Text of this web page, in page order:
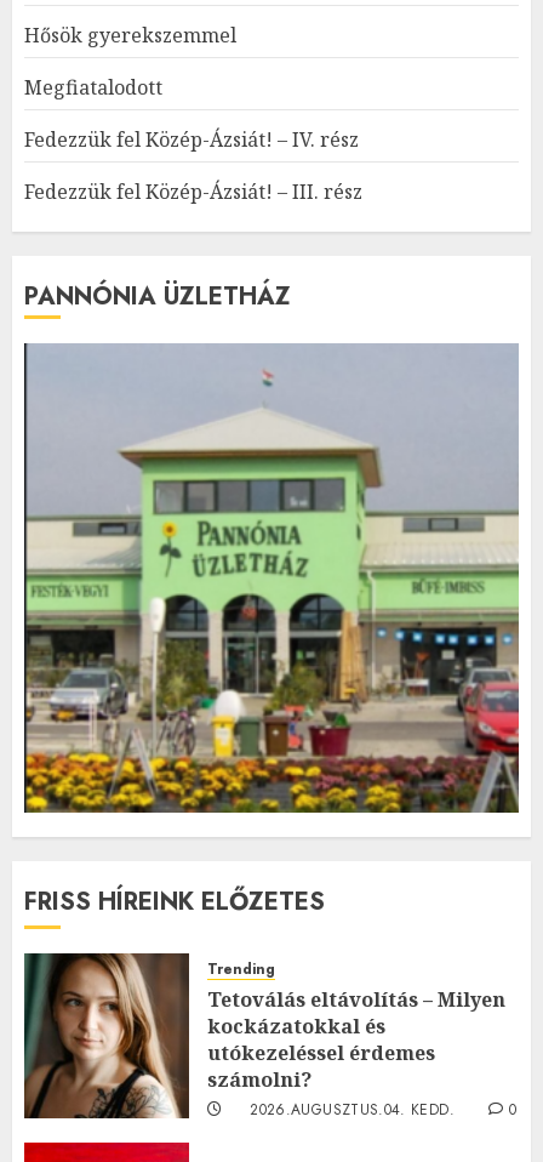
Hősök gyerekszemmel
Megfiatalodott
Fedezzük fel Közép-Ázsiát! – IV. rész
Fedezzük fel Közép-Ázsiát! – III. rész
PANNÓNIA ÜZLETHÁZ
FRISS HÍREINK ELŐZETES
Trending
Tetoválás eltávolítás – Milyen
kockázatokkal és
utókezeléssel érdemes
számolni?
2026.AUGUSZTUS.04. KEDD.
0